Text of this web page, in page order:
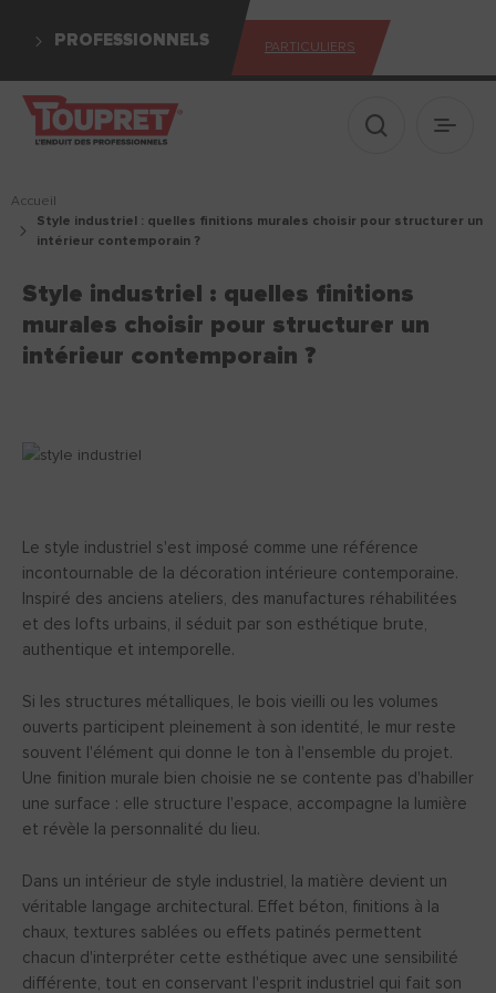
PROFESSIONNELS PARTICULIERS
Afficher le
Accueil
style industriel : quelles finitions murales choisir pour structurer un
intérieur contemporain ?
Style industriel : quelles finitions
murales choisir pour structurer un
intérieur contemporain ?
Le style industriel s'est imposé comme une référence
incontournable de la décoration intérieure contemporaine.
Inspiré des anciens ateliers, des manufactures réhabilitées
et des lofts urbains, il séduit par son esthétique brute,
authentique et intemporelle.
Si les structures métalliques, le bois vieilli ou les volumes
ouverts participent pleinement à son identité, le mur reste
souvent l'élément qui donne le ton à l'ensemble du projet.
Une finition murale bien choisie ne se contente pas d'habiller
une surface : elle structure l'espace, accompagne la lumière
et révèle la personnalité du lieu.
Dans un intérieur de style industriel, la matière devient un
véritable langage architectural. Effet béton, finitions à la
chaux, textures sablées ou effets patinés permettent
chacun d'interpréter cette esthétique avec une sensibilité
différente, tout en conservant l'esprit industriel qui fait son